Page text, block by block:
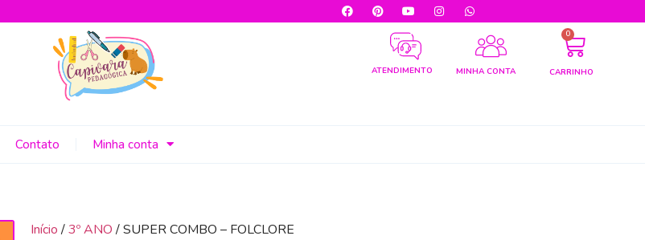
ATENDIMENTO MINHA CONTA
0
CARRINHO
Contato Minha conta
Início /3º ANO / SUPER COMBO – FOLCLORE